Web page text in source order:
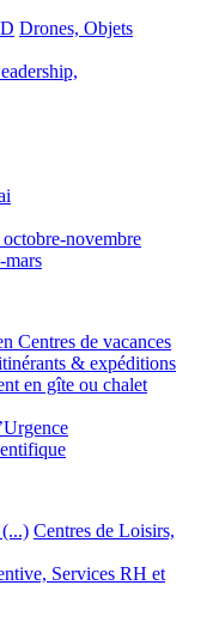
Drones, Objets
novembre
mars
Centres de vacances
& expéditions
en gîte ou chalet
Centres de Loisirs,
Services RH et